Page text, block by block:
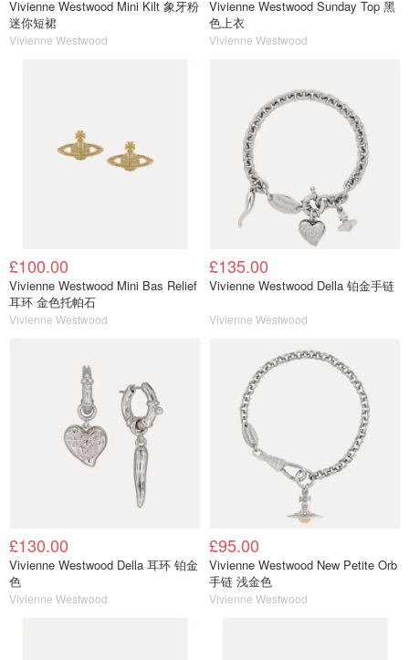
Vivienne Westwood Mini Kilt 象牙粉
迷你短裙
Vivienne Westwood
Vivienne Westwood Sunday Top 黑
色上衣
Vivienne Westwood
£100.00
Vivienne Westwood Mini Bas Relief
耳环 金色托帕石
Vivienne Westwood
£135.00
Vivienne Westwood Della 铂金手链
Vivienne Westwood
£130.00
Vivienne Westwood Della 耳环 铂金
色
Vivienne Westwood
£95.00
Vivienne Westwood New Petite Orb
手链 浅金色
Vivienne Westwood